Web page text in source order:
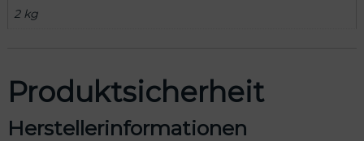
2 kg
Produktsicherheit
Herstellerinformationen